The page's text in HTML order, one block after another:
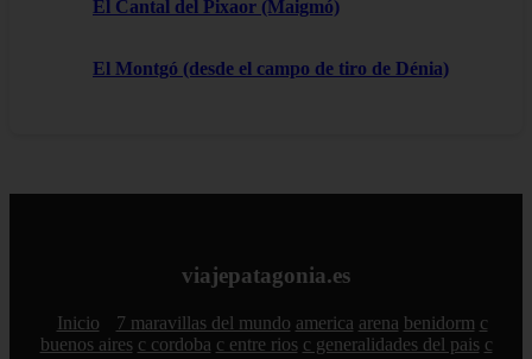
El Cantal del Pixaor (Maigmó)
El Montgó (desde el campo de tiro de Dénia)
viajepatagonia.es
Inicio 7 maravillas del mundo america arena benidorm c
buenos aires c cordoba c entre rios c generalidades del pais c